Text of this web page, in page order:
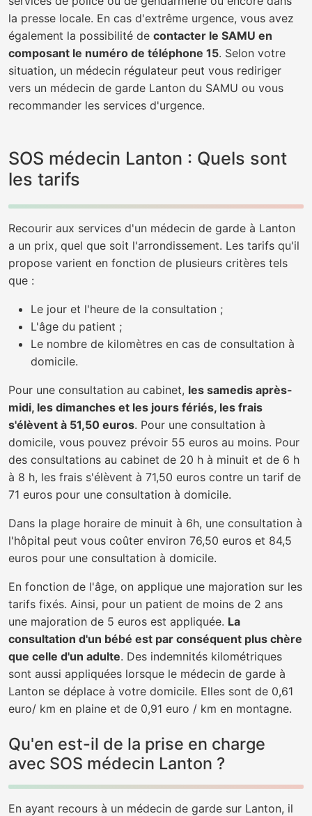
la presse locale. En cas d'extrême urgence, vous avez
également la possibilité de contacter le SAMU en
composant le numéro de téléphone 15. Selon votre
situation, un médecin régulateur peut vous rediriger
vers un médecin de garde Lanton du SAMU ou vous
recommander les services d'urgence.
SOS médecin Lanton : Quels sont
les tarifs
Recourir aux services d'un médecin de garde à Lanton
a un prix, quel que soit l'arrondissement. Les tarifs qu'il
propose varient en fonction de plusieurs critères tels
que :
Le jour et l'heure de la consultation ;
L'âge du patient ;
Le nombre de kilomètres en cas de consultation à
domicile.
Pour une consultation au cabinet, les samedis après-
midi, les dimanches et les jours fériés, les frais
s'élèvent à 51,50 euros. Pour une consultation à
domicile, vous pouvez prévoir 55 euros au moins. Pour
des consultations au cabinet de 20 h à minuit et de 6 h
à 8 h, les frais s'élèvent à 71,50 euros contre un tarif de
71 euros pour une consultation à domicile.
Dans la plage horaire de minuit à 6h, une consultation à
l'hôpital peut vous coûter environ 76,50 euros et 84,5
euros pour une consultation à domicile.
En fonction de l'âge, on applique une majoration sur les
tarifs fixés. Ainsi, pour un patient de moins de 2 ans
une majoration de 5 euros est appliquée. La
consultation d'un bébé est par conséquent plus chère
que celle d'un adulte. Des indemnités kilométriques
sont aussi appliquées lorsque le médecin de garde à
Lanton se déplace à votre domicile. Elles sont de 0,61
euro/ km en plaine et de 0,91 euro / km en montagne.
Qu'en est-il de la prise en charge
avec SOS médecin Lanton ?
En ayant recours à un médecin de garde sur Lanton, il